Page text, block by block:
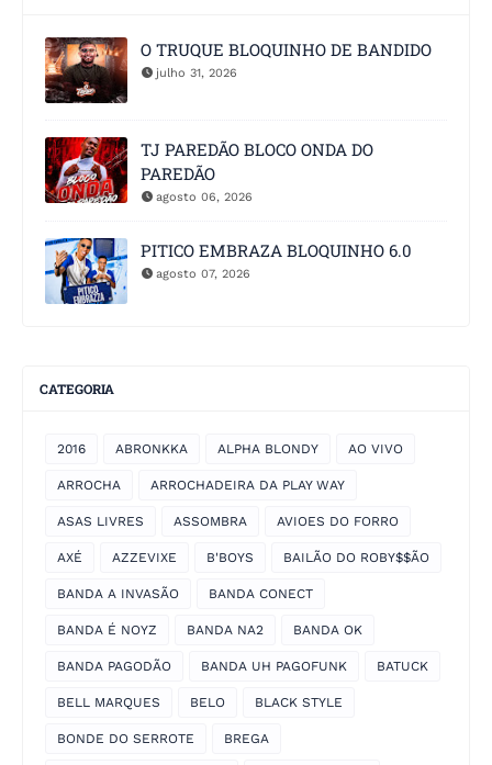
O TRUQUE BLOQUINHO DE BANDIDO
julho 31, 2026
TJ PAREDÃO BLOCO ONDA DO
PAREDÃO
agosto 06, 2026
PITICO EMBRAZA BLOQUINHO 6.0
agosto 07, 2026
CATEGORIA
2016 ABRONKKA ALPHA BLONDY AO VIVO
ARROCHA ARROCHADEIRA DA PLAY WAY
ASAS LIVRES ASSOMBRA AVIOES DO FORRO
AXÉ AZZEVIXE B'BOYS BAILÃO DO ROBY$$ÃO
BANDA A INVASÃO BANDA CONECT
BANDA É NOYZ BANDA NA2 BANDA OK
BANDA PAGODÃO BANDA UH PAGOFUNK BATUCK
BELL MARQUES BELO BLACK STYLE
BONDE DO SERROTE BREGA